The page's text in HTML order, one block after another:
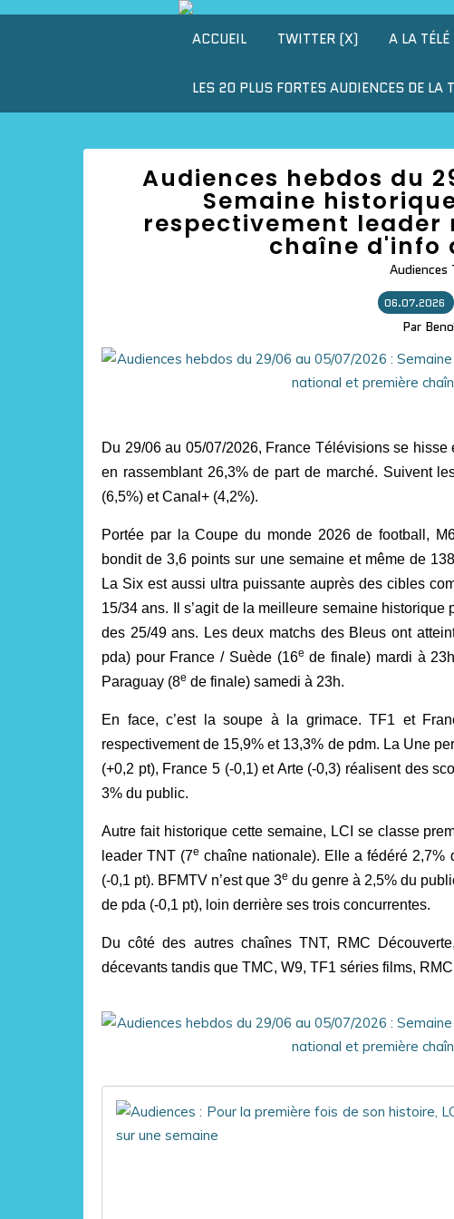
ACCUEIL TWITTER (X) A LA TÉLÉ
LES 20 PLUS FORTES AUDIENCES DE
Audiences hebdos du
Semaine
respectivement
chaîne d'info
Audiences
06.07.2026
Par
Du 29/06 au 05/07/2026, France Télévisions se
en rassemblant 26,3% de part de marché. Suivent
(6,5%) et Canal+ (4,2%).
Portée par la Coupe du monde 2026 de football,
bondit de 3,6 points sur une semaine et même de
La Six est aussi ultra puissante auprès des cibles
15/34 ans. Il s’agit de la meilleure semaine
des 25/49 ans. Les deux matchs des Bleus ont
pda) pour France / Suède (16e de finale) mardi à
Paraguay (8e de finale) samedi à 23h.
En face, c’est la soupe à la grimace. TF1 et
respectivement de 15,9% et 13,3% de pdm. La Une
(+0,2 pt), France 5 (-0,1) et Arte (-0,3) réalisent des
3% du public.
Autre fait historique cette semaine, LCI se classe
leader TNT (7e chaîne nationale). Elle a fédéré 2,7%
(-0,1 pt). BFMTV n’est que 3e du genre à 2,5% du
de pda (-0,1 pt), loin derrière ses trois concurrentes.
Du côté des autres chaînes TNT, RMC
décevants tandis que TMC, W9, TF1 séries films,